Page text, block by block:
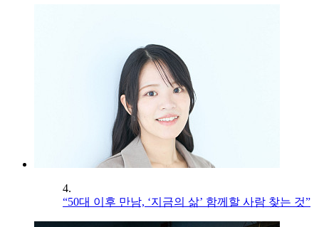
4.
“50대 이후 만남, ‘지금의 삶’ 함께할 사람 찾는 것”